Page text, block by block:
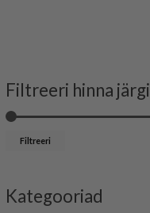
Filtreeri hinna järgi
Filtreeri
Kategooriad